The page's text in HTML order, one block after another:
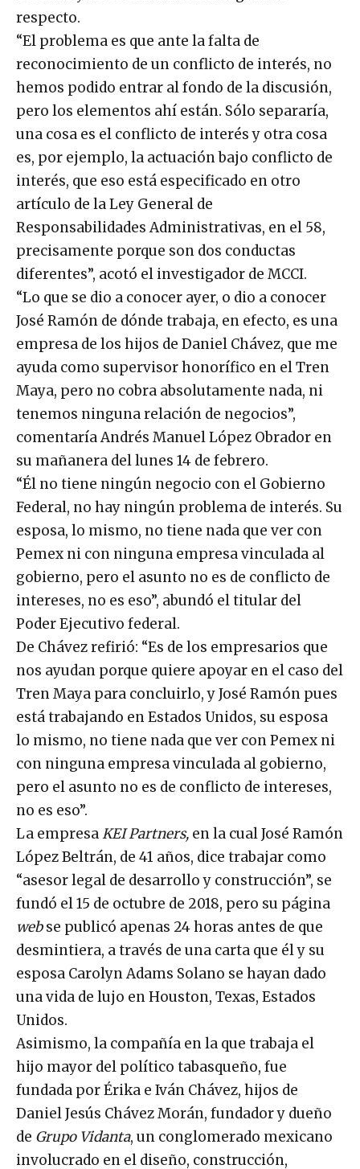
respecto.
“El problema es que ante la falta de
reconocimiento de un conflicto de interés, no
hemos podido entrar al fondo de la discusión,
pero los elementos ahí están. Sólo separaría,
una cosa es el conflicto de interés y otra cosa
es, por ejemplo, la actuación bajo conflicto de
interés, que eso está especificado en otro
artículo de la Ley General de
Responsabilidades Administrativas, en el 58,
precisamente porque son dos conductas
diferentes”, acotó el investigador de MCCI.
“Lo que se dio a conocer ayer, o dio a conocer
José Ramón de dónde trabaja, en efecto, es una
empresa de los hijos de Daniel Chávez, que me
ayuda como supervisor honorífico en el Tren
Maya, pero no cobra absolutamente nada, ni
tenemos ninguna relación de negocios”,
comentaría Andrés Manuel López Obrador en
su mañanera del lunes 14 de febrero.
“Él no tiene ningún negocio con el Gobierno
Federal, no hay ningún problema de interés. Su
esposa, lo mismo, no tiene nada que ver con
Pemex ni con ninguna empresa vinculada al
gobierno, pero el asunto no es de conflicto de
intereses, no es eso”, abundó el titular del
Poder Ejecutivo federal.
De Chávez refirió: “Es de los empresarios que
nos ayudan porque quiere apoyar en el caso del
Tren Maya para concluirlo, y José Ramón pues
está trabajando en Estados Unidos, su esposa
lo mismo, no tiene nada que ver con Pemex ni
con ninguna empresa vinculada al gobierno,
pero el asunto no es de conflicto de intereses,
no es eso”.
La empresaKEI Partners, en la cual José Ramón
López Beltrán, de 41 años, dice trabajar como
“asesor legal de desarrollo y construcción”, se
fundó el 15 de octubre de 2018, pero su página
webse publicó apenas 24 horas antes de que
desmintiera, a través de una carta que él y su
esposa Carolyn Adams Solano se hayan dado
una vida de lujo en Houston, Texas, Estados
Unidos.
Asimismo, la compañía en la que trabaja el
hijo mayor del político tabasqueño, fue
fundada por Érika e Iván Chávez, hijos de
Daniel Jesús Chávez Morán, fundador y dueño
de Grupo Vidanta, un conglomerado mexicano
involucrado en el diseño, construcción,